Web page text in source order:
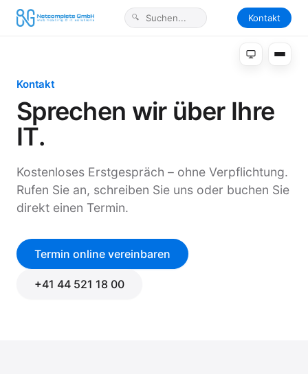
Kontakt
Kontakt
Sprechen wir über Ihre
IT.
Kostenloses Erstgespräch – ohne Verpflichtung.
Rufen Sie an, schreiben Sie uns oder buchen Sie
direkt einen Termin.
Termin online vereinbaren
+41 44 521 18 00